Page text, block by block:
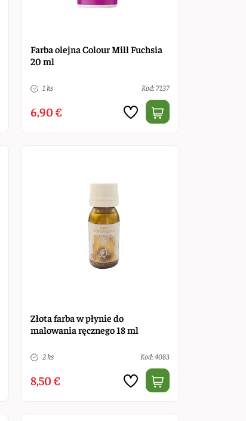
Farba olejna Colour Mill Fuchsia
20 ml
1 ks Kod: 7137
6,90 €
Złota farba w płynie do
malowania ręcznego 18 ml
2 ks Kod: 4083
8,50 €